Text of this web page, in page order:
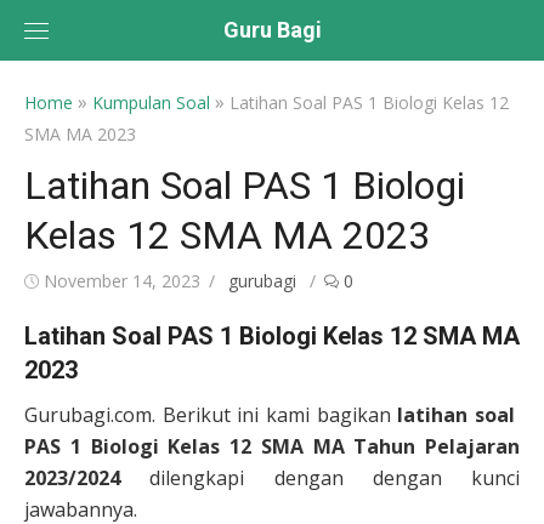
Guru Bagi
Home » Kumpulan Soal » Latihan Soal PAS 1 Biologi Kelas 12
SMA MA 2023
Latihan Soal PAS 1 Biologi
Kelas 12 SMA MA 2023
Posted
November 14, 2023 Author
gurubagi 0
Latihan Soal PAS 1 Biologi Kelas 12 SMA MA
2023
Gurubagi.com. Berikut ini kami bagikan latihan soal
PAS 1 Biologi Kelas 12 SMA MA Tahun Pelajaran
2023/2024dilengkapi dengan dengan kunci
jawabannya.